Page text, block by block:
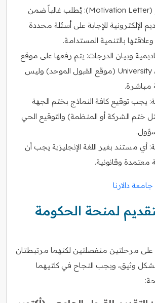
خطاب الدافع (Motivation Letter): يُطلب غالباً ضمن
الإلكترونية للإجابة على أسئلة محددة
بالتنمية المستدامة.
وبيان الدرجات: يتم رفعها على موقع
University Admissions (موقع القبول الموحد) وليس
مباشرة.
يجب توقيع كافة النماذج بختم الجهة
ختم الشركة أو المنظمة) والتوقيع الحي
أي مستند بغير اللغة الإنجليزية يجب أن
معتمدة وقانونية.
دالارنا
لمنحة الحكومة
على مرحلتين منفصلتين لكنهما مرتبطتان
وثيق، ويجب النجاح في كلتيهما